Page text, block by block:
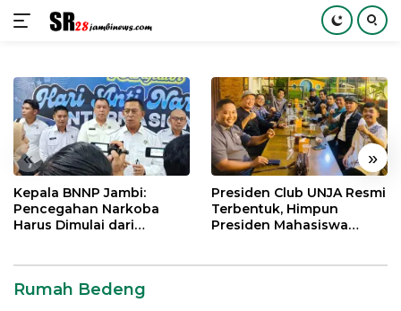
konten
« »
Kepala BNNP Jambi:
Pencegahan Narkoba
Harus Dimulai dari
Presiden Club UNJA Resmi
Terbentuk, Himpun
Presiden Mahasiswa
Rumah Bedeng